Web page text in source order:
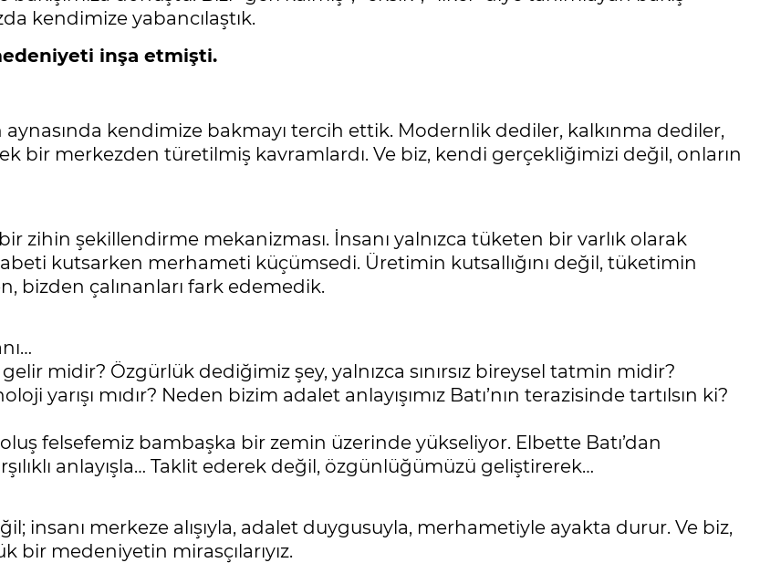
kendimize yabancılaştık.
inşa etmişti.
aynasında kendimize bakmayı tercih ettik. Modernlik dediler, kalkınma dediler,
bir merkezden türetilmiş kavramlardı. Ve biz, kendi gerçekliğimizi değil, onların
zihin şekillendirme mekanizması. İnsanı yalnızca tüketen bir varlık olarak
kutsarken merhameti küçümsedi. Üretimin kutsallığını değil, tüketimin
bizden çalınanları fark edemedik.
midir? Özgürlük dediğimiz şey, yalnızca sınırsız bireysel tatmin midir?
yarışı mıdır? Neden bizim adalet anlayışımız Batı’nın terazisinde tartılsın ki?
felsefemiz bambaşka bir zemin üzerinde yükseliyor. Elbette Batı’dan
anlayışla… Taklit ederek değil, özgünlüğümüzü geliştirerek…
insanı merkeze alışıyla, adalet duygusuyla, merhametiyle ayakta durur. Ve biz,
bir medeniyetin mirasçılarıyız.